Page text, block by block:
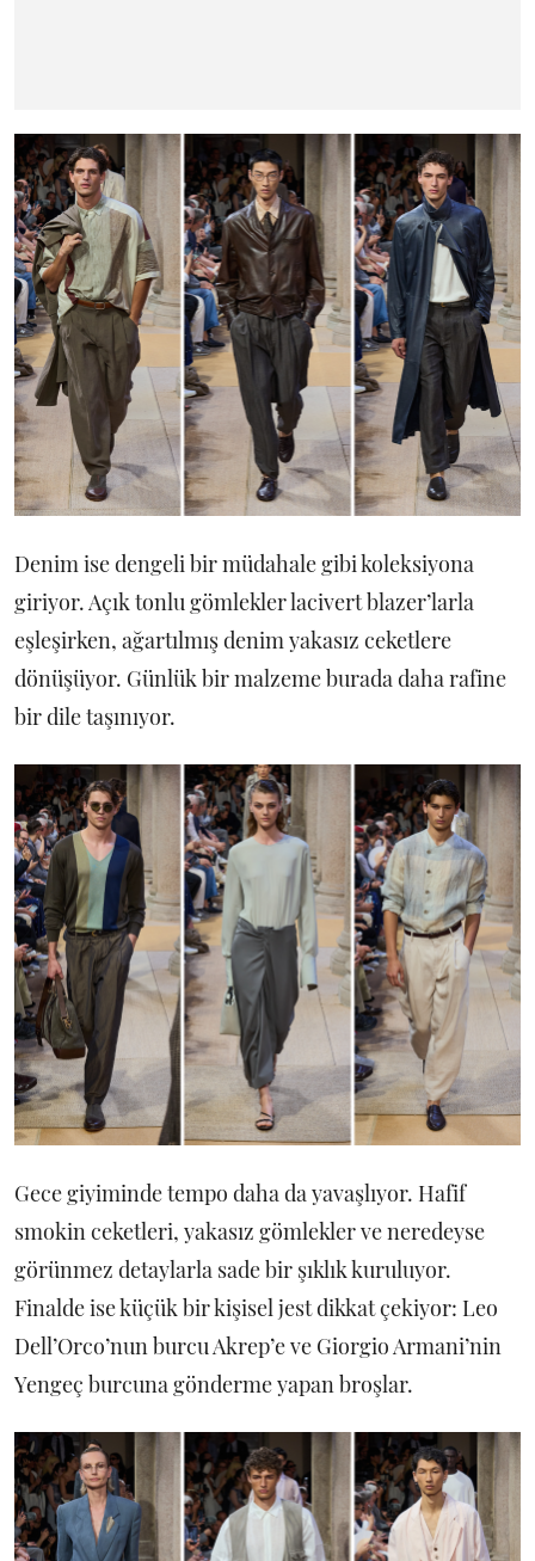
Denim ise dengeli bir müdahale gibi koleksiyona
giriyor. Açık tonlu gömlekler lacivert blazer’larla
eşleşirken, ağartılmış denim yakasız ceketlere
dönüşüyor. Günlük bir malzeme burada daha rafine
bir dile taşınıyor.
Gece giyiminde tempo daha da yavaşlıyor. Hafif
smokin ceketleri, yakasız gömlekler ve neredeyse
görünmez detaylarla sade bir şıklık kuruluyor.
Finalde ise küçük bir kişisel jest dikkat çekiyor: Leo
Dell’Orco’nun burcu Akrep’e ve Giorgio Armani’nin
Yengeç burcuna gönderme yapan broşlar.